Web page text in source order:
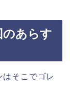
のあらす
そこでゴレ